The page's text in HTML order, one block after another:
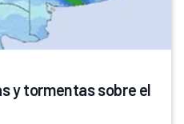
y tormentas sobre el